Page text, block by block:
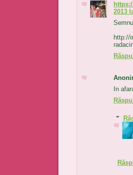
2013
http://
In